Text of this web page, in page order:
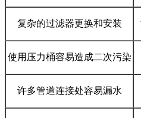
复杂的过滤器更换和安装
使用压力桶容易造成二次污染
许多管道连接处容易漏水